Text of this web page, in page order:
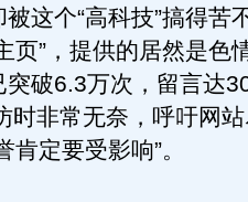
这个“高科技”搞得苦
页”，提供的居然是色
破6.3万次，留言达
时非常无奈，呼吁网
定要受影响”。